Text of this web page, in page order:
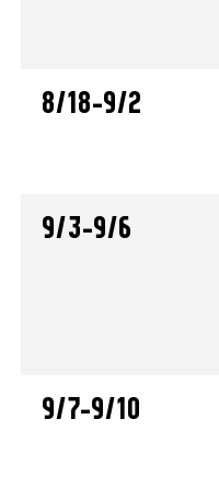
8/18-9/2
9/3-9/6
9/7-9/10